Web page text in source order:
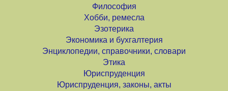
Философия
Хобби, ремесла
Эзотерика
Экономика и бухгалтерия
Энциклопедии, справочники, словари
Этика
Юриспруденция
Юриспруденция, законы, акты